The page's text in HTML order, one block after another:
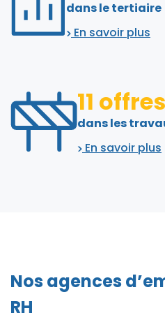
dans le tertiaire
En savoir plus
11 offres
dans les
En savoir plus
Nos agences
RH